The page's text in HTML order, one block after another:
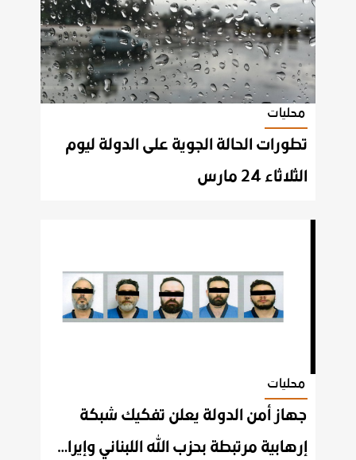
محليات
تطورات الحالة الجوية على الدولة ليوم
الثلاثاء 24 مارس
محليات
جهاز أمن الدولة يعلن تفكيك شبكة
إرهابية مرتبطة بحزب الله اللبناني وإيران والقبض على عناصرها